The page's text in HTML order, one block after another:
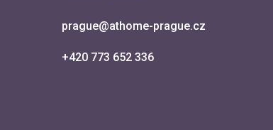
prague@athome-prague.cz
+420 773 652 336